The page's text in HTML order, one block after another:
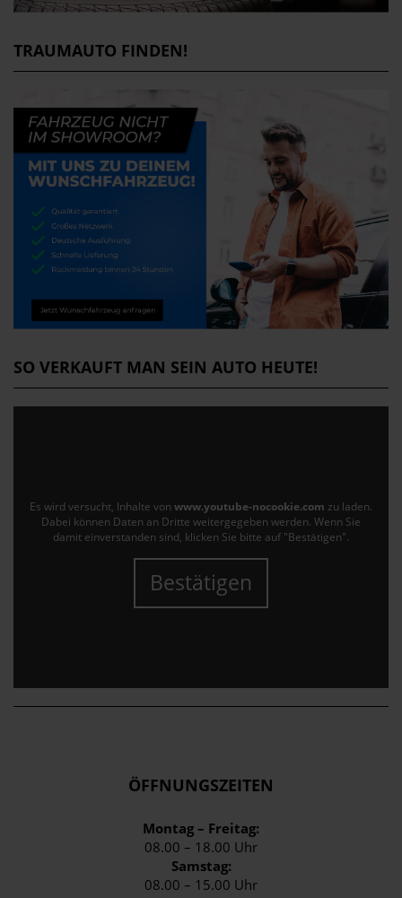
TRAUMAUTO FINDEN!
SO VERKAUFT MAN SEIN AUTO HEUTE!
Es wird versucht, Inhalte von www.youtube-nocookie.com zu laden.
Dabei können Daten an Dritte weitergegeben werden. Wenn Sie
damit einverstanden sind, klicken Sie bitte auf "Bestätigen".
Bestätigen
ÖFFNUNGSZEITEN
Montag – Freitag:
08.00 – 18.00 Uhr
Samstag:
08.00 – 15.00 Uhr